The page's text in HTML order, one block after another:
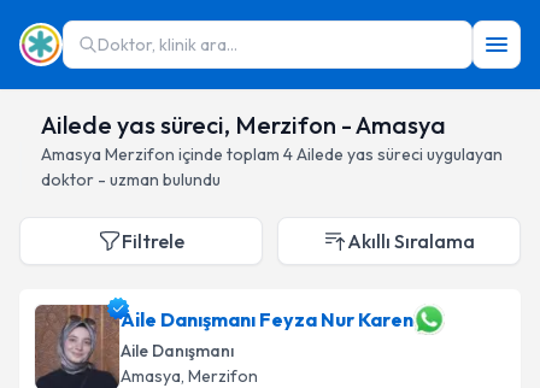
Doktor, klinik ara...
Ailede yas süreci, Merzifon - Amasya
Amasya Merzifon içinde toplam 4Ailede yas süreci uygulayan
doktor - uzman bulundu
Filtrele Akıllı Sıralama
Aile Danışmanı Feyza Nur Karen
Aile Danışmanı
Amasya, Merzifon